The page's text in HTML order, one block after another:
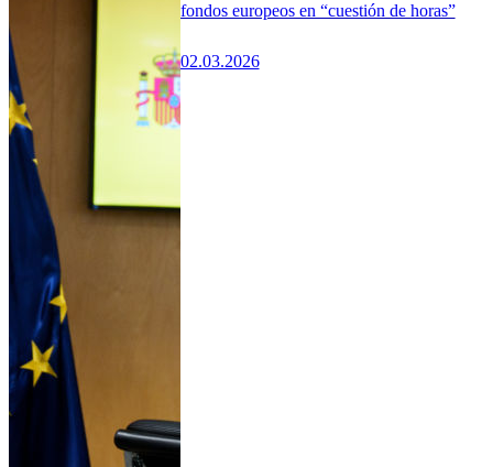
fondos europeos en “cuestión de horas”
02.03.2026